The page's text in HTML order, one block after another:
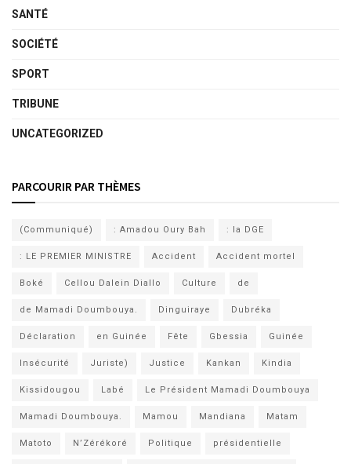
SANTÉ
SOCIÉTÉ
SPORT
TRIBUNE
UNCATEGORIZED
PARCOURIR PAR THÈMES
(Communiqué) : Amadou Oury Bah : la DGE
: LE PREMIER MINISTRE Accident Accident mortel
Boké Cellou Dalein Diallo Culture de
de Mamadi Doumbouya. Dinguiraye Dubréka
Déclaration en Guinée Fête Gbessia Guinée
Insécurité Juriste) Justice Kankan Kindia
Kissidougou Labé Le Président Mamadi Doumbouya
Mamadi Doumbouya. Mamou Mandiana Matam
Matoto N’Zérékoré Politique présidentielle